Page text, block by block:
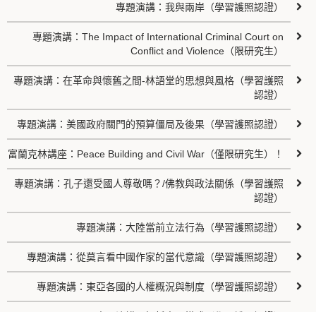
專題演講：我與兩岸（學習護照認證）
專題演講：The Impact of International Criminal Court on
Conflict and Violence（限研究生）
專題演講：在革命與懷舊之間-林語堂的思想與風格（學習護照
認證）
專題演講：美國政府關門的預算僵局及後果（學習護照認證）
富蘭克林講座：Peace Building and Civil War（僅限研究生）！
專題演講：孔子還受國人尊敬嗎？/佛教與政法關係（學習護照
認證）
專題演講：大陸當前立法行為（學習護照認證）
專題演講：從莫言看中國作家的當代意識（學習護照認證）
專題演講：東亞各國的人權概況與制度（學習護照認證）